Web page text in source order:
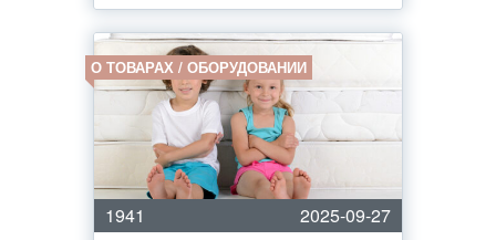
О ТОВАРАХ / ОБОРУДОВАНИИ
1941
2025-09-27